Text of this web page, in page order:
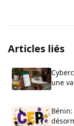
Articles liés
une